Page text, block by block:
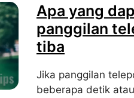
Apa yang
panggilan
tiba
Jika panggilan
beberapa detik